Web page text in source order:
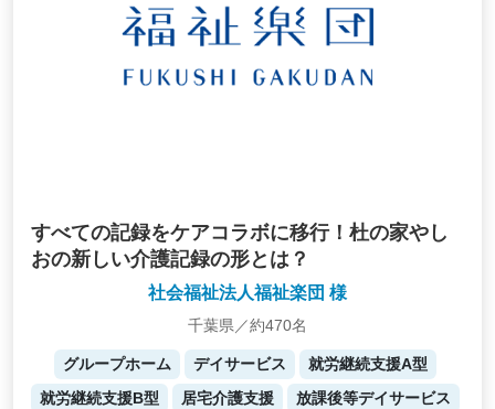
すべての記録をケアコラボに移行！杜の家やし
おの新しい介護記録の形とは？
社会福祉法人福祉楽団 様
千葉県／約470名
グループホーム デイサービス
就労継続支援A型
就労継続支援B型
居宅介護支援
放課後等デイサービス